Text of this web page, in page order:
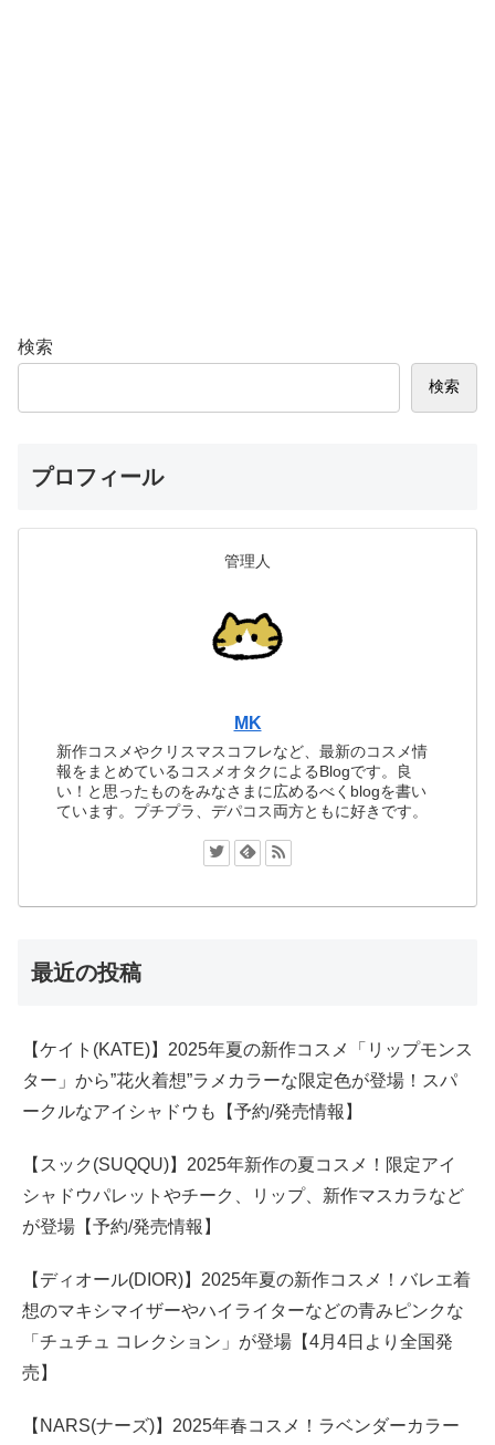
検索
検索
プロフィール
管理人
MK
新作コスメやクリスマスコフレなど、最新のコスメ情
報をまとめているコスメオタクによるBlogです。良
い！と思ったものをみなさまに広めるべくblogを書い
ています。プチプラ、デパコス両方ともに好きです。
最近の投稿
【ケイト(KATE)】2025年夏の新作コスメ「リップモンス
ター」から”花火着想”ラメカラーな限定色が登場！スパ
ークルなアイシャドウも【予約/発売情報】
【スック(SUQQU)】2025年新作の夏コスメ！限定アイ
シャドウパレットやチーク、リップ、新作マスカラなど
が登場【予約/発売情報】
【ディオール(DIOR)】2025年夏の新作コスメ！バレエ着
想のマキシマイザーやハイライターなどの青みピンクな
「チュチュ コレクション」が登場【4月4日より全国発
売】
【NARS(ナーズ)】2025年春コスメ！ラベンダーカラー